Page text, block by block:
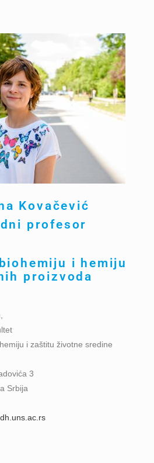
Kovačević
profesor
i hemiju
proizvoda
i zaštitu životne sredine
3
Srbija